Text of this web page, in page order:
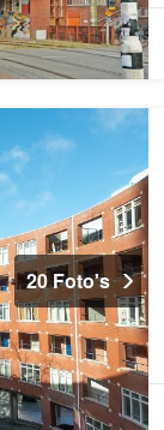
20 Foto's